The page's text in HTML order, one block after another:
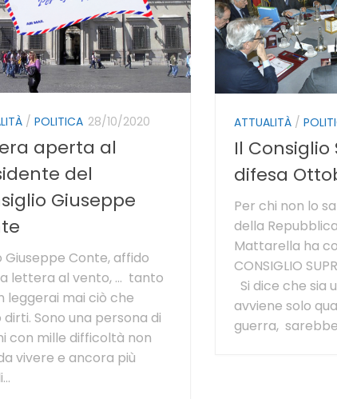
/ POLITICA 28/10/2020
aperta al
del
Giuseppe
Giuseppe Conte, affido
lettera al vento, … tanto
leggerai mai ciò che
dirti. Sono una persona di
con mille difficoltà non
vivere e ancora più
ATTUALITÀ /
Il
difesa
Per chi non lo
della
Mattarella ha
CONSIGLIO
Si dice che sia
avviene solo
guerra,